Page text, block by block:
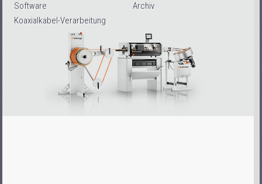
Software
Koaxialkabel-Verarbeitung
Archiv